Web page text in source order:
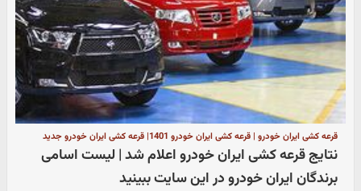
قرعه کشی ایران خودرو | قرعه کشی ایران خودرو 1401| قرعه کشی ایران خودرو جدید
نتایج قرعه کشی ایران خودرو اعلام شد | لیست اسامی
برندگان ایران خودرو در این سایت ببینید